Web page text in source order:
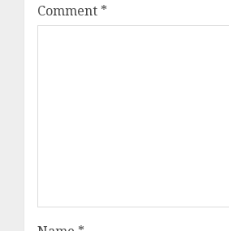
Comment *